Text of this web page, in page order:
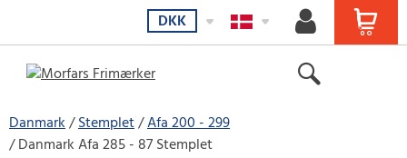
DKK
Danmark Stemplet Afa 200 - 299
Danmark Afa 285 - 87 Stemplet